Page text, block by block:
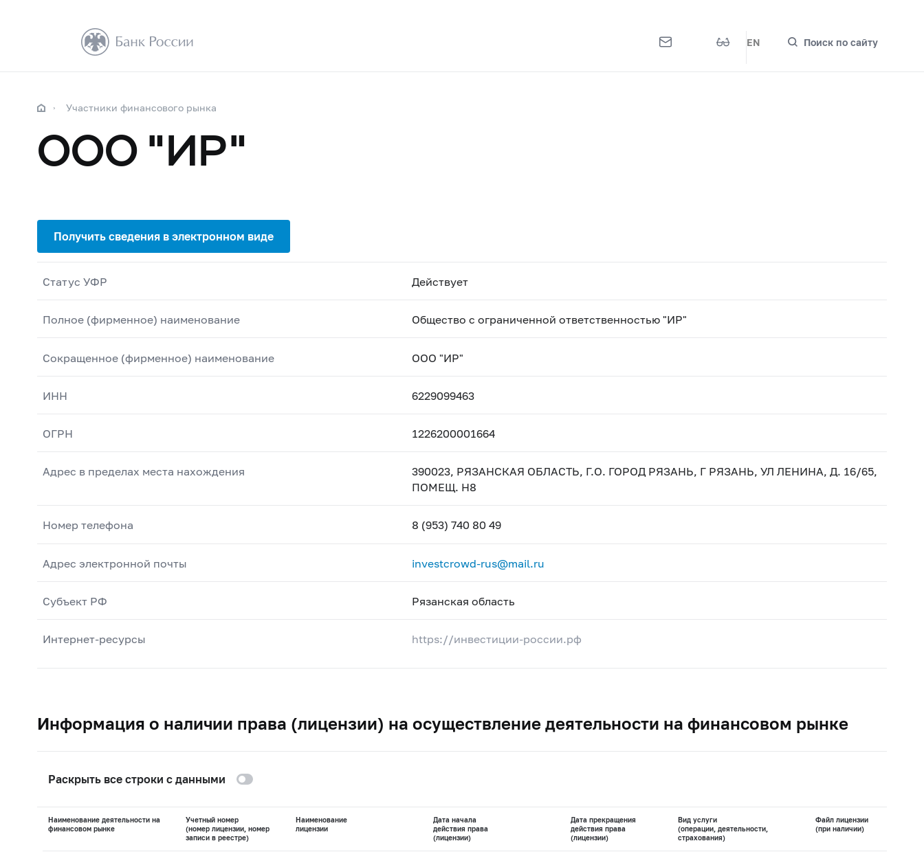
EN Поиск по сайту
Участники финансового рынка
ООО "ИР"
Статус УФР Действует
Полное (фирменное) наименование Общество с ограниченной ответственностью "ИР"
Сокращенное (фирменное) наименование ООО "ИР"
ИНН 6229099463
ОГРН 1226200001664
Адрес в пределах места нахождения
390023, РЯЗАНСКАЯ ОБЛАСТЬ, Г.О. ГОРОД РЯЗАНЬ, Г РЯЗАНЬ, УЛ ЛЕНИНА, Д. 16/65,
ПОМЕЩ. Н8
Номер телефона 8 (953) 740 80 49
Адрес электронной почты investcrowd-rus@mail.ru
Субъект РФ Рязанская область
Интернет-ресурсы https://инвестиции-россии.рф
Информация о наличии права (лицензии) на осуществление деятельности на финансовом рынке
Раскрыть все строки с данными
Наименование деятельности на
финансовом рынке
Учетный номер
(номер лицензии, номер
записи в реестре)
Наименование
лицензии
Дата начала
действия права
(лицензии)
Дата прекращения
действия права
(лицензии)
Вид услуги
(операции, деятельности,
страхования)
Файл лицензии
(при наличии)